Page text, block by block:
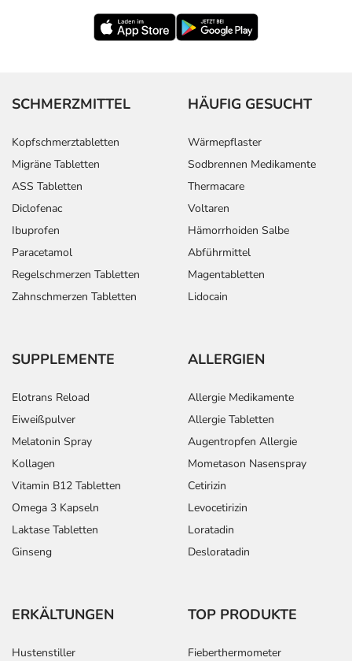
SCHMERZMITTEL
Kopfschmerztabletten
Migräne Tabletten
ASS Tabletten
Diclofenac
Ibuprofen
Paracetamol
Regelschmerzen Tabletten
Zahnschmerzen Tabletten
HÄUFIG GESUCHT
Wärmepflaster
Sodbrennen Medikamente
Thermacare
Voltaren
Hämorrhoiden Salbe
Abführmittel
Magentabletten
Lidocain
SUPPLEMENTE
Elotrans Reload
Eiweißpulver
Melatonin Spray
Kollagen
Vitamin B12 Tabletten
Omega 3 Kapseln
Laktase Tabletten
Ginseng
ALLERGIEN
Allergie Medikamente
Allergie Tabletten
Augentropfen Allergie
Mometason Nasenspray
Cetirizin
Levocetirizin
Loratadin
Desloratadin
ERKÄLTUNGEN
Hustenstiller
TOP PRODUKTE
Fieberthermometer